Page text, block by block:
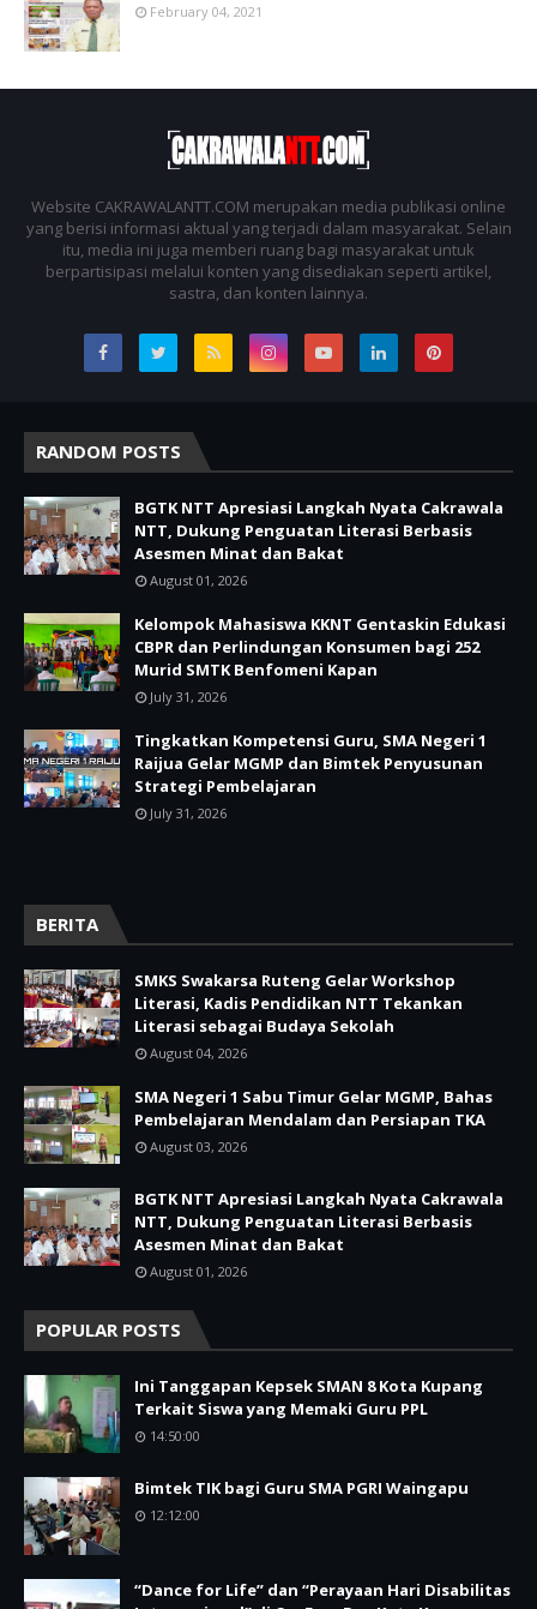
February 04, 2021
Website CAKRAWALANTT.COM merupakan media publikasi online
yang berisi informasi aktual yang terjadi dalam masyarakat. Selain
itu, media ini juga memberi ruang bagi masyarakat untuk
berpartisipasi melalui konten yang disediakan seperti artikel,
sastra, dan konten lainnya.
RANDOM POSTS
BGTK NTT Apresiasi Langkah Nyata Cakrawala
NTT, Dukung Penguatan Literasi Berbasis
Asesmen Minat dan Bakat
August 01, 2026
Kelompok Mahasiswa KKNT Gentaskin Edukasi
CBPR dan Perlindungan Konsumen bagi 252
Murid SMTK Benfomeni Kapan
July 31, 2026
Tingkatkan Kompetensi Guru, SMA Negeri 1
Raijua Gelar MGMP dan Bimtek Penyusunan
Strategi Pembelajaran
July 31, 2026
BERITA
SMKS Swakarsa Ruteng Gelar Workshop
Literasi, Kadis Pendidikan NTT Tekankan
Literasi sebagai Budaya Sekolah
August 04, 2026
SMA Negeri 1 Sabu Timur Gelar MGMP, Bahas
Pembelajaran Mendalam dan Persiapan TKA
August 03, 2026
BGTK NTT Apresiasi Langkah Nyata Cakrawala
NTT, Dukung Penguatan Literasi Berbasis
Asesmen Minat dan Bakat
August 01, 2026
POPULAR POSTS
Ini Tanggapan Kepsek SMAN 8 Kota Kupang
Terkait Siswa yang Memaki Guru PPL
14:50:00
Bimtek TIK bagi Guru SMA PGRI Waingapu
12:12:00
“Dance for Life” dan “Perayaan Hari Disabilitas